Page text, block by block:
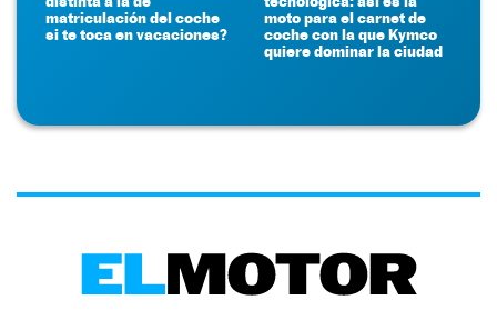
matriculación del coche
si te toca en vacaciones?
moto para el carnet de
coche con la que Kymco
quiere dominar la ciudad